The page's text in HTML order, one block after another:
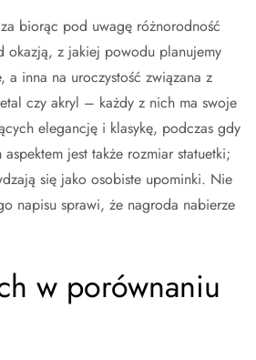
biorąc pod uwagę różnorodność
okazją, z jakiej powodu planujemy
inna na uroczystość związana z
czy akryl – każdy z nich ma swoje
elegancję i klasykę, podczas gdy
jest także rozmiar statuetki;
się jako osobiste upominki. Nie
napisu sprawi, że nagroda nabierze
w porównaniu